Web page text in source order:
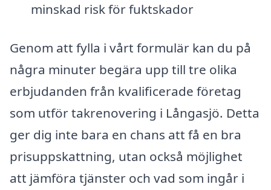
minskad risk för fuktskador
Genom att fylla i vårt formulär kan du på
några minuter begära upp till tre olika
erbjudanden från kvalificerade företag
som utför takrenovering i Långasjö. Detta
ger dig inte bara en chans att få en bra
prisuppskattning, utan också möjlighet
att jämföra tjänster och vad som ingår i